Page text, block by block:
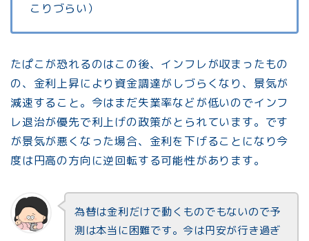
こりづらい）
たぱこが恐れるのはこの後、インフレが収まったもの
の、金利上昇により資金調達がしづらくなり、景気が
減速すること。今はまだ失業率などが低いのでインフ
レ退治が優先で利上げの政策がとられています。です
が景気が悪くなった場合、金利を下げることになり今
度は円高の方向に逆回転する可能性があります。
為替は金利だけで動くものでもないので予
測は本当に困難です。今は円安が行き過ぎ